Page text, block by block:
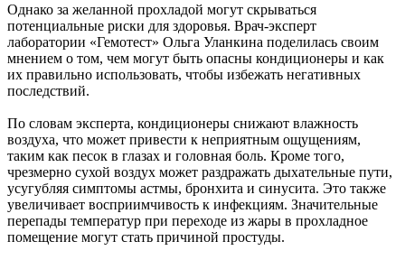
Однако за желанной прохладой могут скрываться
потенциальные риски для здоровья. Врач-эксперт
лаборатории «Гемотест» Ольга Уланкина поделилась своим
мнением о том, чем могут быть опасны кондиционеры и как
их правильно использовать, чтобы избежать негативных
последствий.
По словам эксперта, кондиционеры снижают влажность
воздуха, что может привести к неприятным ощущениям,
таким как песок в глазах и головная боль. Кроме того,
чрезмерно сухой воздух может раздражать дыхательные пути,
усугубляя симптомы астмы, бронхита и синусита. Это также
увеличивает восприимчивость к инфекциям. Значительные
перепады температур при переходе из жары в прохладное
помещение могут стать причиной простуды.